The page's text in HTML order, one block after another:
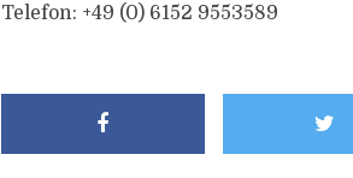
Telefon: +49 (0) 6152 9553589